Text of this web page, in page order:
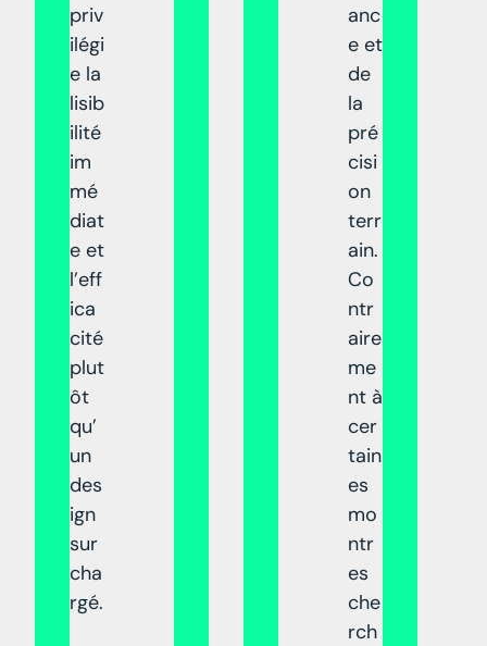
priv
ilégi
e la
lisib
ilité
im
mé
diat
e et
l’eff
ica
cité
plut
ôt
qu’
un
des
ign
sur
cha
rgé.
anc
e et
de
la
pré
cisi
on
terr
ain.
Co
ntr
aire
me
nt à
cer
tain
es
mo
ntr
es
che
rch